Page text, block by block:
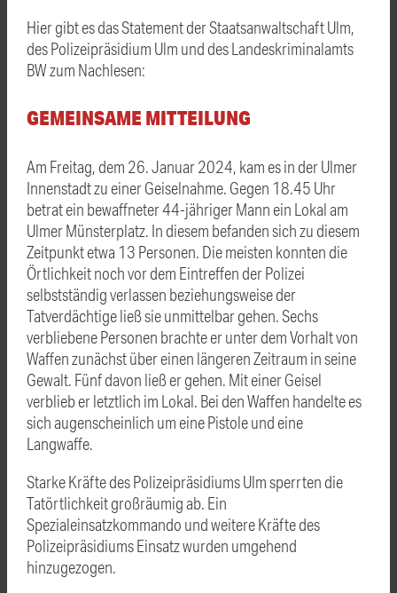
Hier gibt es das Statement der Staatsanwaltschaft Ulm,
des Polizeipräsidium Ulm und des Landeskriminalamts
BW zum Nachlesen:
GEMEINSAME MITTEILUNG
Am Freitag, dem 26. Januar 2024, kam es in der Ulmer
Innenstadt zu einer Geiselnahme. Gegen 18.45 Uhr
betrat ein bewaffneter 44-jähriger Mann ein Lokal am
Ulmer Münsterplatz. In diesem befanden sich zu diesem
Zeitpunkt etwa 13 Personen. Die meisten konnten die
Örtlichkeit noch vor dem Eintreffen der Polizei
selbstständig verlassen beziehungsweise der
Tatverdächtige ließ sie unmittelbar gehen. Sechs
verbliebene Personen brachte er unter dem Vorhalt von
Waffen zunächst über einen längeren Zeitraum in seine
Gewalt. Fünf davon ließ er gehen. Mit einer Geisel
verblieb er letztlich im Lokal. Bei den Waffen handelte es
sich augenscheinlich um eine Pistole und eine
Langwaffe.
Starke Kräfte des Polizeipräsidiums Ulm sperrten die
Tatörtlichkeit großräumig ab. Ein
Spezialeinsatzkommando und weitere Kräfte des
Polizeipräsidiums Einsatz wurden umgehend
hinzugezogen.